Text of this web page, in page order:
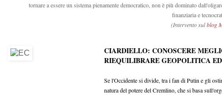
tornare a essere un sistema pienamente democratico, non è più dominato
finanziaria e
(Intervento sulblog
CIARDIELLO: CONOSCERE
RIEQUILIBRARE GEOPOLITICA
Se l'Occidente si divide, tra i fan di Putin e gli
natura del potere del Cremlino, che si basa